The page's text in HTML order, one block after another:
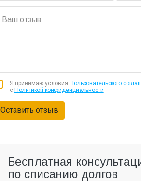
Я принимаю условия Пользовательского
с Политикой конфиденциальности
Оставить отзыв
Бесплатная
по списанию долгов